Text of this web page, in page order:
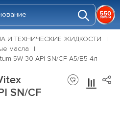
И ТЕХНИЧЕСКИЕ ЖИДКОСТИ
масла
5W-30 API SN/CF A5/B5 4л
SN/CF